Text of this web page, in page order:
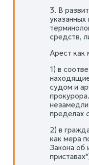
3. В
средств,
Арест как
1) в
судом и
пределах
2) в
как мера
Закона об